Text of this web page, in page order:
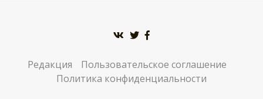
Редакция
Пользовательское соглашение
Политика конфиденциальности